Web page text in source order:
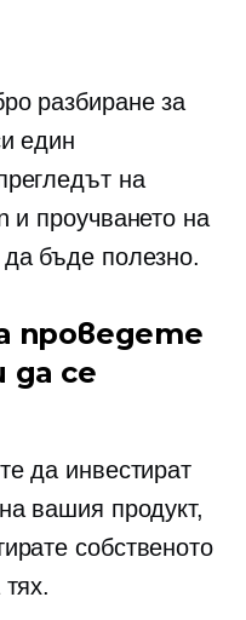
разбиране за
един
на
и проучването на
бъде полезно.
проведете
да се
да инвестират
вашия продукт,
собственото